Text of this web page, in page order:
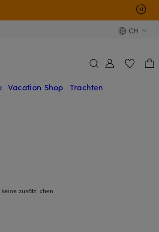
CH
Vacation Shop Trachten
keine zusätzlichen